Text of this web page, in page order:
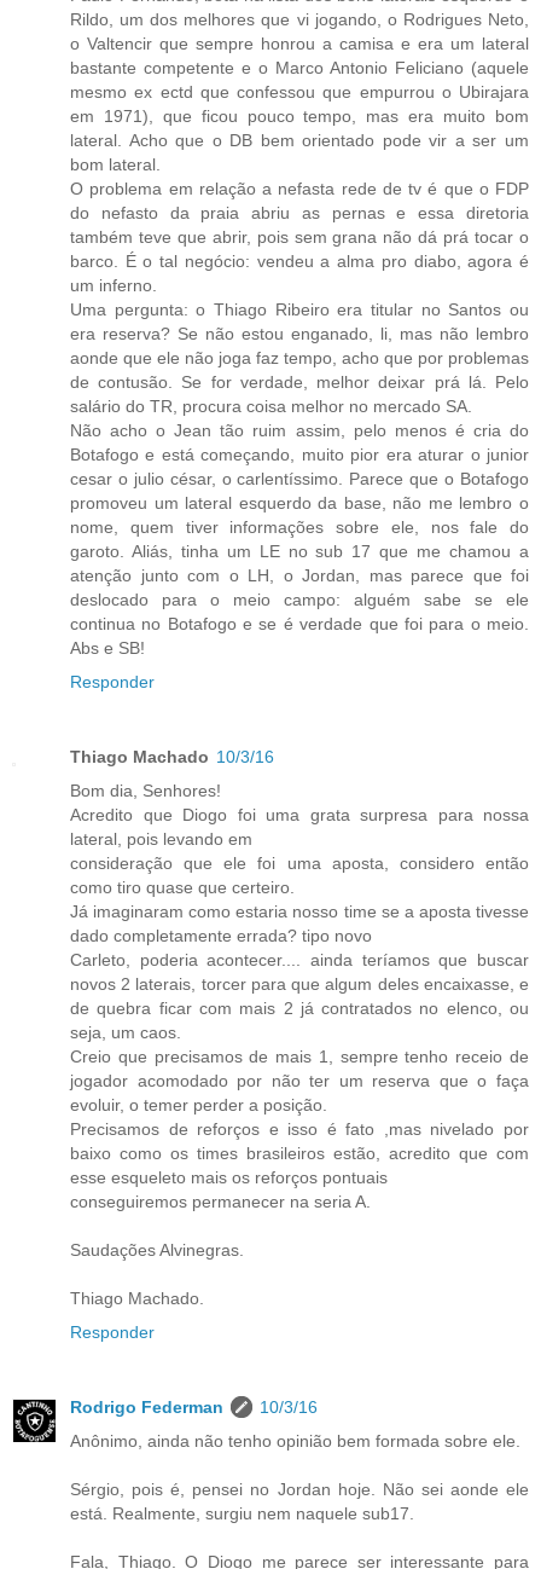
Rildo, um dos melhores que vi jogando, o Rodrigues Neto,
o Valtencir que sempre honrou a camisa e era um lateral
bastante competente e o Marco Antonio Feliciano (aquele
mesmo ex ectd que confessou que empurrou o Ubirajara
em 1971), que ficou pouco tempo, mas era muito bom
lateral. Acho que o DB bem orientado pode vir a ser um
bom lateral.
O problema em relação a nefasta rede de tv é que o FDP
do nefasto da praia abriu as pernas e essa diretoria
também teve que abrir, pois sem grana não dá prá tocar o
barco. É o tal negócio: vendeu a alma pro diabo, agora é
um inferno.
Uma pergunta: o Thiago Ribeiro era titular no Santos ou
era reserva? Se não estou enganado, li, mas não lembro
aonde que ele não joga faz tempo, acho que por problemas
de contusão. Se for verdade, melhor deixar prá lá. Pelo
salário do TR, procura coisa melhor no mercado SA.
Não acho o Jean tão ruim assim, pelo menos é cria do
Botafogo e está começando, muito pior era aturar o junior
cesar o julio césar, o carlentíssimo. Parece que o Botafogo
promoveu um lateral esquerdo da base, não me lembro o
nome, quem tiver informações sobre ele, nos fale do
garoto. Aliás, tinha um LE no sub 17 que me chamou a
atenção junto com o LH, o Jordan, mas parece que foi
deslocado para o meio campo: alguém sabe se ele
continua no Botafogo e se é verdade que foi para o meio.
Abs e SB!
Responder
Thiago Machado 10/3/16
Bom dia, Senhores!
Acredito que Diogo foi uma grata surpresa para nossa
lateral, pois levando em
consideração que ele foi uma aposta, considero então
como tiro quase que certeiro.
Já imaginaram como estaria nosso time se a aposta tivesse
dado completamente errada? tipo novo
Carleto, poderia acontecer.... ainda teríamos que buscar
novos 2 laterais, torcer para que algum deles encaixasse, e
de quebra ficar com mais 2 já contratados no elenco, ou
seja, um caos.
Creio que precisamos de mais 1, sempre tenho receio de
jogador acomodado por não ter um reserva que o faça
evoluir, o temer perder a posição.
Precisamos de reforços e isso é fato ,mas nivelado por
baixo como os times brasileiros estão, acredito que com
esse esqueleto mais os reforços pontuais
conseguiremos permanecer na seria A.
Saudações Alvinegras.
Thiago Machado.
Responder
Rodrigo Federman
10/3/16
Anônimo, ainda não tenho opinião bem formada sobre ele.
Sérgio, pois é, pensei no Jordan hoje. Não sei aonde ele
está. Realmente, surgiu nem naquele sub17.
Fala, Thiago. O Diogo me parece ser interessante para